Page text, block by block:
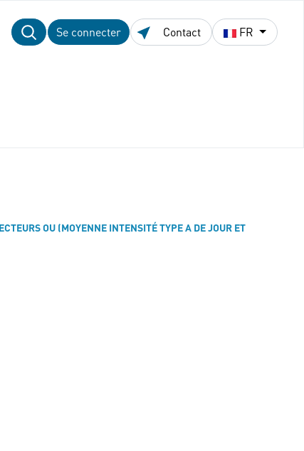
Se connecter Contact FR
OU (MOYENNE INTENSITÉ TYPE A DE JOUR ET